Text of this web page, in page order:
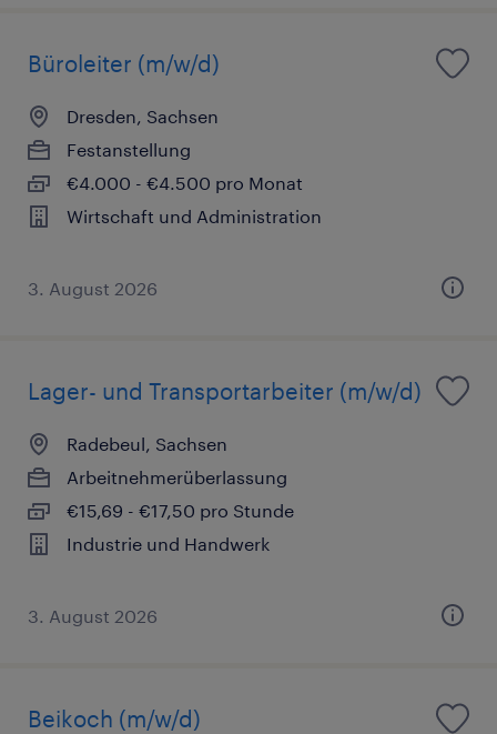
Büroleiter (m/w/d)
Dresden, Sachsen
Festanstellung
€4.000 - €4.500 pro Monat
Wirtschaft und Administration
3. August 2026
Lager- und Transportarbeiter (m/w/d)
Radebeul, Sachsen
Arbeitnehmerüberlassung
€15,69 - €17,50 pro Stunde
Industrie und Handwerk
3. August 2026
Beikoch (m/w/d)